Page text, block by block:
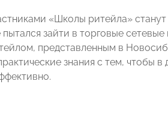
«Школы ритейла»
пытался зайти в торговые
представленным в
знания с тем, чтобы